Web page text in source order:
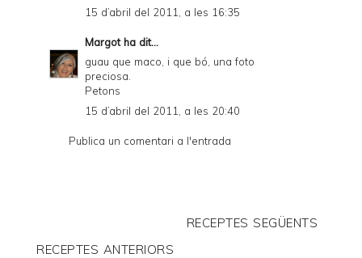
15 d’abril del 2011, a les 16:35
Margotha dit...
guau que maco, i que bó, una foto
preciosa.
Petons
15 d’abril del 2011, a les 20:40
Publica un comentari a l'entrada
RECEPTES SEGÜENTS
RECEPTES ANTERIORS